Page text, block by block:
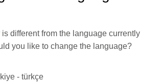
different from the language currently
you like to change the language?
- türkçe